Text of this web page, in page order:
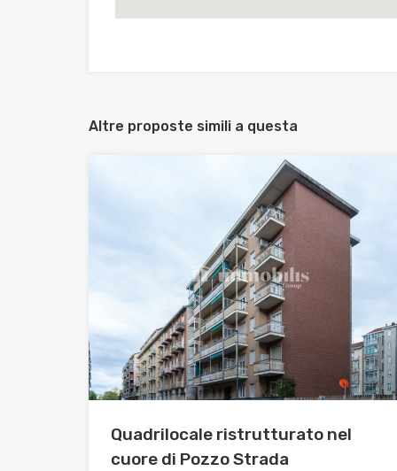
Altre proposte simili a questa
Quadrilocale ristrutturato nel
cuore di Pozzo Strada